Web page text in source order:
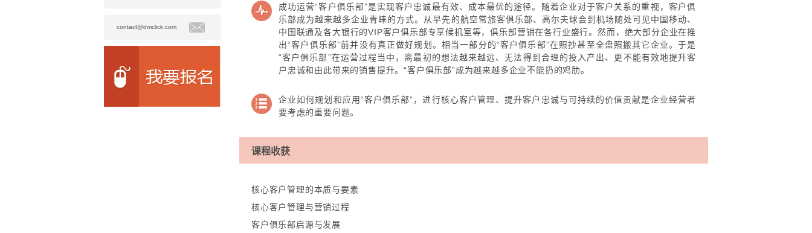
contact@dmclick.com
成功运营“客户俱乐部”是实现客户忠诚最有效、成本最优的途径。随着企业对于客户关系的重视，客户俱
乐部成为越来越多企业青睐的方式。从早先的航空常旅客俱乐部、高尔夫球会到机场随处可见中国移动、
中国联通及各大银行的VIP客户俱乐部专享候机室等，俱乐部营销在各行业盛行。然而，绝大部分企业在推
出“客户俱乐部”前并没有真正做好规划。相当一部分的“客户俱乐部”在照抄甚至全盘照搬其它企业。于是
“客户俱乐部”在运营过程当中，离最初的想法越来越远、无法得到合理的投入产出、更不能有效地提升客
户忠诚和由此带来的销售提升。“客户俱乐部”成为越来越多企业不能扔的鸡肋。
企业如何规划和应用“客户俱乐部”，进行核心客户管理、提升客户忠诚与可持续的价值贡献是企业经营者
要考虑的重要问题。
课程收获
核心客户管理的本质与要素
核心客户管理与营销过程
客户俱乐部启源与发展